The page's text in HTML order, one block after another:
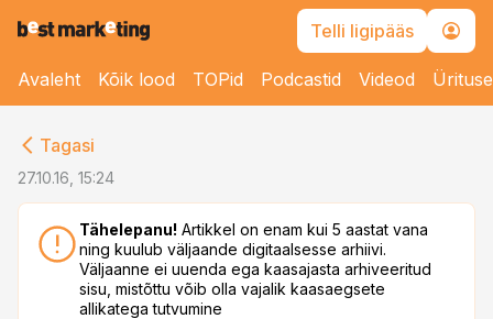
Telli ligipääs
Avaleht Kõik lood TOPid Podcastid Videod
Tagasi
27.10.16, 15:24
Tähelepanu! Artikkel on enam kui 5 aastat vana
ning kuulub väljaande digitaalsesse arhiivi.
Väljaanne ei uuenda ega kaasajasta arhiveeritud
sisu, mistõttu võib olla vajalik kaasaegsete
allikatega tutvumine